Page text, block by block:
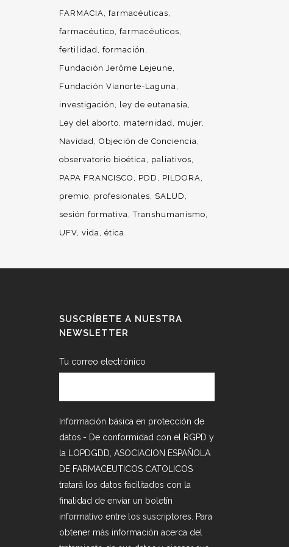
FARMACIA farmacéuticas
farmacéutico farmacéuticos
fertilidad formación
Fundación Jerôme Lejeune
Fundación Vianorte-Laguna
investigación
ley de eutanasia
Ley del aborto
maternidad
mujer
Navidad Objeción de Conciencia
observatorio bioética
paliativos
PAPA FRANCISCO
PDD
PILDORA
premio
profesionales
SALUD
sesión formativa Transhumanismo
UFV vida ética
SUSCRÍBETE A NUESTRA
NEWSLETTER
Tu correo electrónico
Información básica en protección de
datos.- De conformidad con el RGPD y
la LOPDGDD, ASOCIACION ESPAÑOLA
DE FARMACEUTICOS CATOLICOS
tratará los datos facilitados con la
finalidad de enviar un boletín
informativo entre los suscriptores. Para
obtener más información acerca del